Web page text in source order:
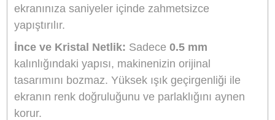
Üstün Çizilme Direnci:
para ve diğer sert cisimlerin neden olabileceği
derin çiziklere ve darbelere karşı etkili bir
korur.
Kolay ve Hava Kabarcıksız Montaj:
Ekran